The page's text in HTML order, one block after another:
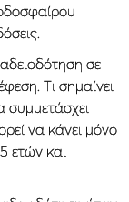
σε
Τι σημαίνει
συμμετάσχει
να κάνει μόνο
ετών και